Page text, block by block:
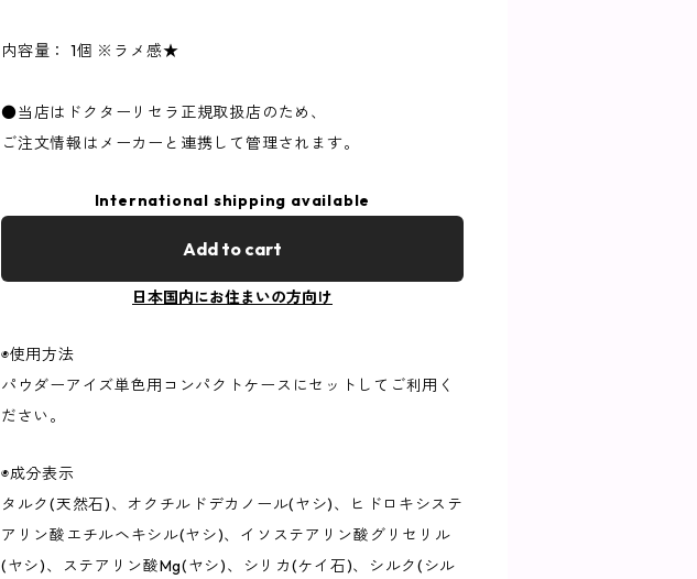
内容量： 1個 ※ラメ感★
●当店はドクターリセラ正規取扱店のため、
ご注文情報はメーカーと連携して管理されます。
International shipping available
Add to cart
日本国内にお住まいの方向け
◉使用方法
パウダーアイズ単色用コンパクトケースにセットしてご利用く
ださい。
◉成分表示
タルク(天然石)、オクチルドデカノール(ヤシ)、ヒドロキシステ
アリン酸エチルヘキシル(ヤシ)、イソステアリン酸グリセリル
(ヤシ)、ステアリン酸Mg(ヤシ)、シリカ(ケイ石)、シルク(シル